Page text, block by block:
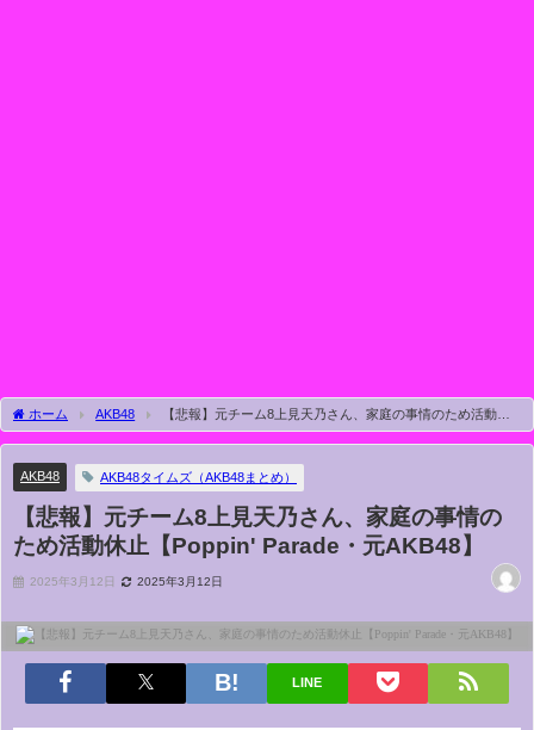
ホーム AKB48
【悲報】元チーム8上見天乃さん、家庭の事情のため活動休
止【Poppin' Parade・元AKB48】
AKB48 AKB48タイムズ（AKB48まとめ）
【悲報】元チーム8上見天乃さん、家庭の事情の
ため活動休止【Poppin' Parade・元AKB48】
2025年3月12日 2025年3月12日
LINE